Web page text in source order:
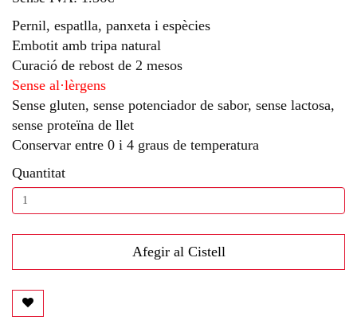
Pernil, espatlla, panxeta i espècies
Embotit amb tripa natural
Curació de rebost de 2 mesos
Sense al·lèrgens
Sense gluten, sense potenciador de sabor, sense lactosa,
sense proteïna de llet
Conservar entre 0 i 4 graus de temperatura
Quantitat
Afegir al Cistell